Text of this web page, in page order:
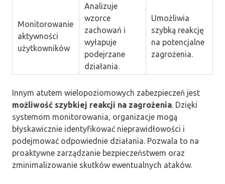
Monitorowanie
aktywności
użytkowników
Analizuje
wzorce
zachowań i
wyłapuje
podejrzane
działania.
Umożliwia
szybką reakcję
na potencjalne
zagrożenia.
Innym atutem wielopoziomowych zabezpieczeń jest
możliwość szybkiej reakcji na zagrożenia. Dzięki
systemom monitorowania, organizacje mogą
błyskawicznie identyfikować nieprawidłowości i
podejmować odpowiednie działania. Pozwala to na
proaktywne zarządzanie bezpieczeństwem oraz
zminimalizowanie skutków ewentualnych ataków.